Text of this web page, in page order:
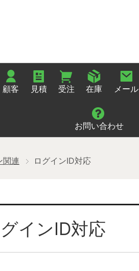
顧客 見積 受注 在庫 メール
お問い合わせ
関連 ログインID対応
インID対応